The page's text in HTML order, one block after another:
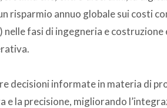
risparmio annuo globale sui costi
nelle fasi di ingegneria e
decisioni informate in materia di
e la precisione, migliorando